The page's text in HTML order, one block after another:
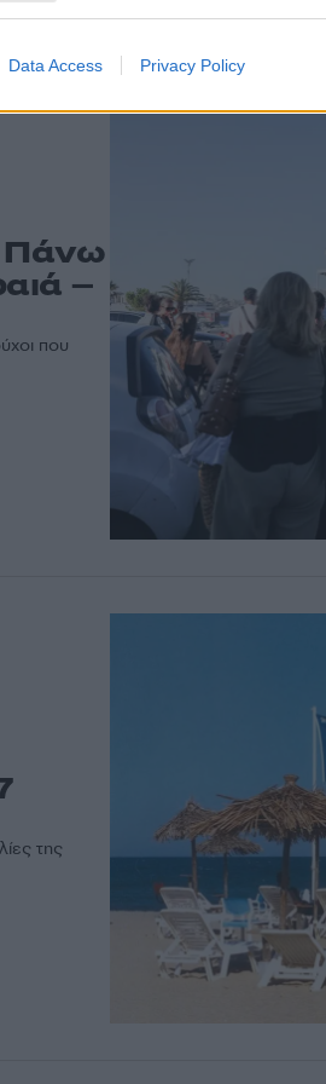
Data Access Privacy Policy
Πάνω
–
που
της